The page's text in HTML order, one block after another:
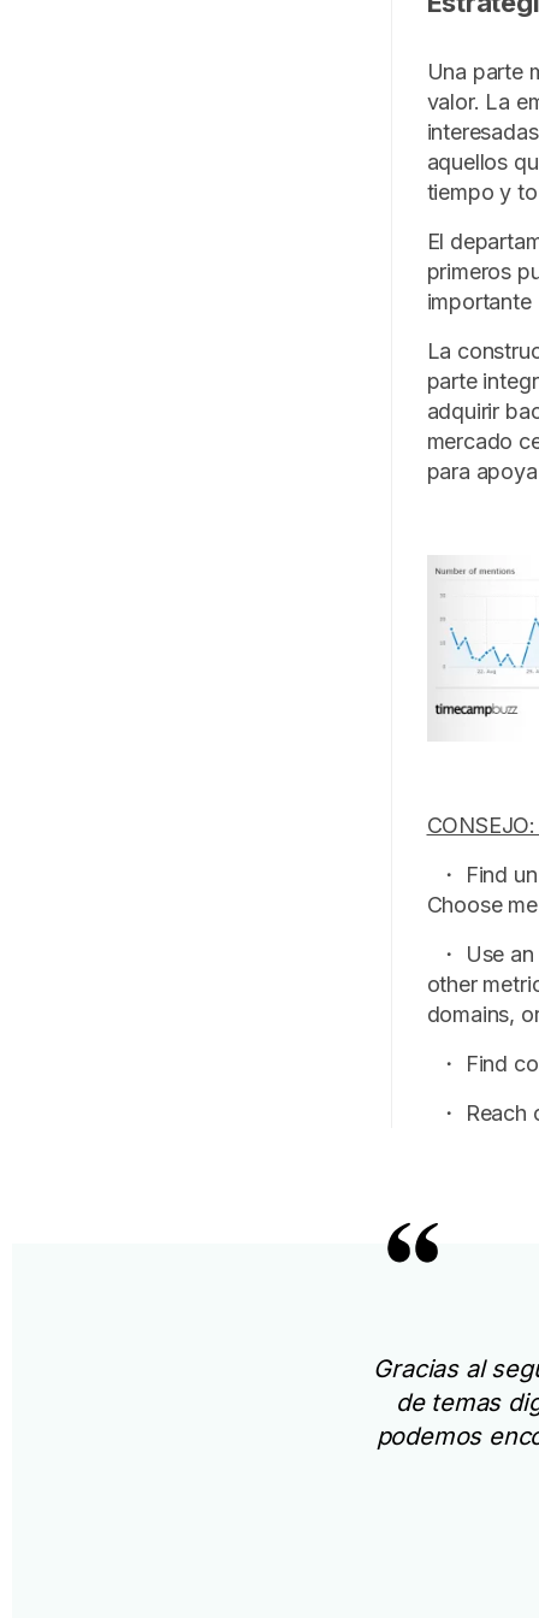
Una parte
valor. La
aquellos
tiempo y
El
primeros
importante
La
parte
adquirir
mercado
para
・ Find
Choose
・ Use
other
domains,
・ Find
・ Reach
Gracias al
de temas
podemos